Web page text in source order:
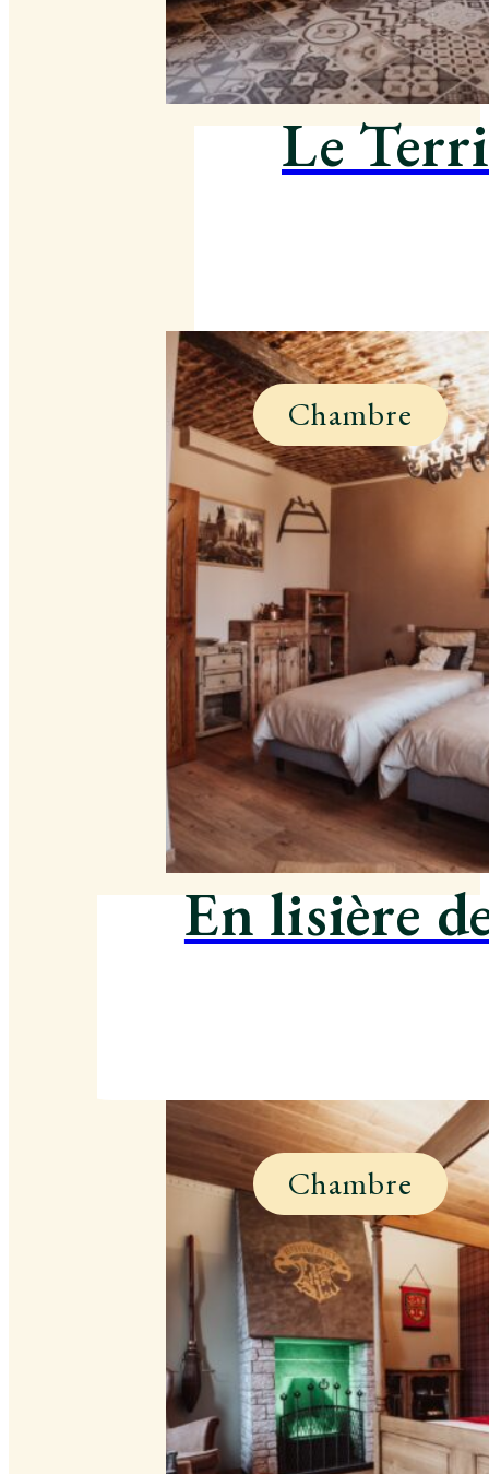
Le
Chambre
En lisière
Chambre